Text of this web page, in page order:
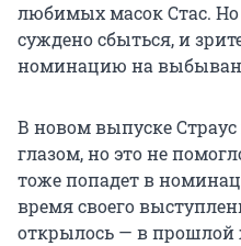
любимых масок Стас.
суждено сбыться, и
номинацию на
В новом выпуске
глазом, но это не
тоже попадет в
время своего
открылось — в